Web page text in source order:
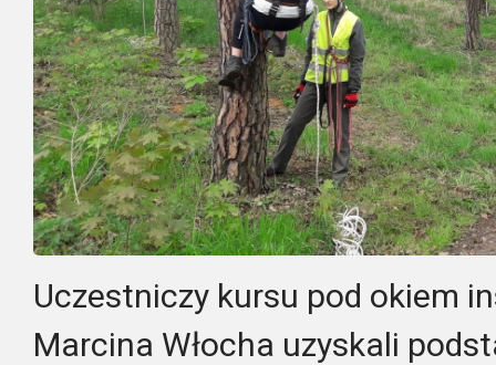
Uczestniczy kursu pod okiem
Marcina Włocha uzyskali